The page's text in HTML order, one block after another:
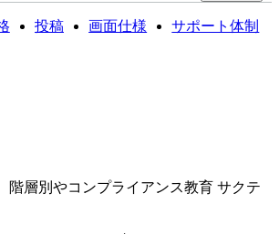
投稿 画面仕様 サポート体制
階層別やコンプライアンス教育 サクテ